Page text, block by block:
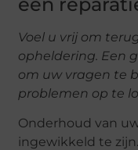
Voel u vrij om
opheldering. Een
om uw vragen te
problemen op te
Onderhoud van
ingewikkeld te